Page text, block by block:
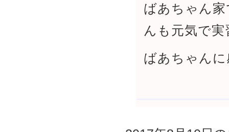
ばあちゃん
んも元気で
ばあちゃん